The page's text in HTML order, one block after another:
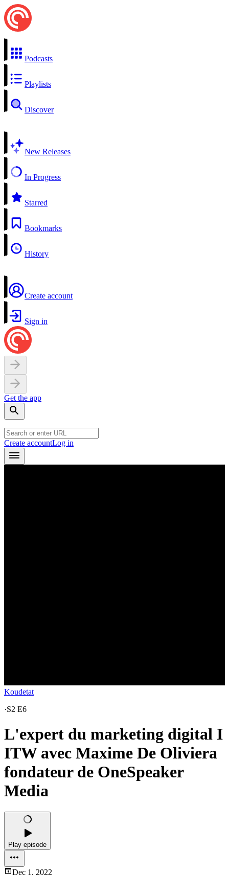
Podcasts
Playlists
Discover
New Releases
In Progress
Starred
Bookmarks
History
Create account
Sign in
Get the app
Create accountLog in
Koudetat
·S2 E6
L'expert du marketing digital I
ITW avec Maxime De Oliviera
fondateur de OneSpeaker
Media
Play episode
Dec 1, 2022